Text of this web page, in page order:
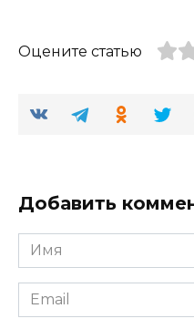
Оцените статью
Добавить
Имя
Email